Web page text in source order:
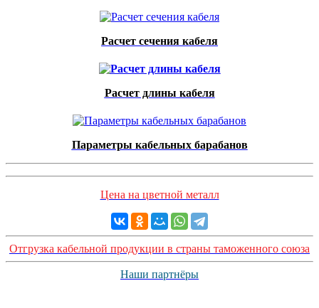
Расчет сечения кабеля
Расчет длины кабеля
Параметры кабельных барабанов
Цена на цветной металл
Отгрузка кабельной продукции в страны таможенного союза
Наши партнёры